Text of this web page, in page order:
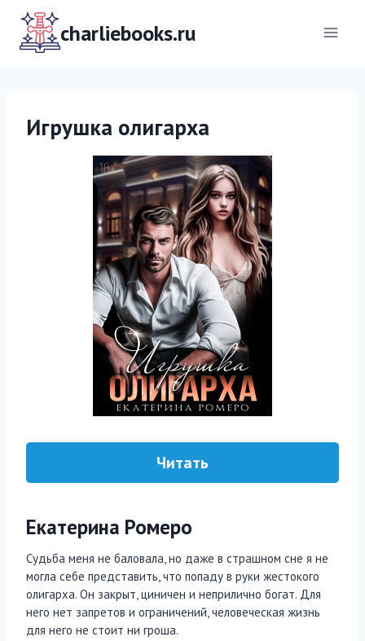
Перейти
содержимомуcharliebooks.ru
Игрушка олигарха
Читать
Екатерина Ромеро
Судьба меня не баловала, но даже в страшном сне я не
могла себе представить, что попаду в руки жестокого
олигарха. Он закрыт, циничен и неприлично богат. Для
него нет запретов и ограничений, человеческая жизнь
для него не стоит ни гроша.